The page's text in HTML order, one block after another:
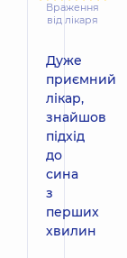
Враження
від лікаря
Дуже
приємний
лікар,
знайшов
підхід
до
сина
з
перших
хвилин